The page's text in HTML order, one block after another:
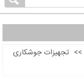
>> تجهیزات جوشکاری